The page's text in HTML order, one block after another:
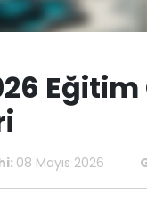
Eğitim
08 Mayıs 2026